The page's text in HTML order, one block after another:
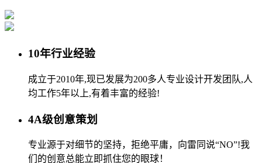
10年行业经验
成立于2010年,现已发展为200多人专业设计开发团队,人
均工作5年以上,有着丰富的经验!
4A级创意策划
专业源于对细节的坚持，拒绝平庸，向雷同说“NO”!我
们的创意总能立即抓住您的眼球！